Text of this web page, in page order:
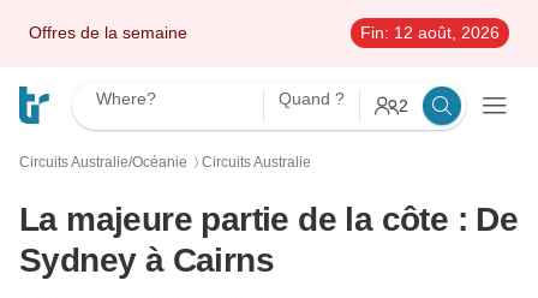
Offres de la semaine Fin: 12 août, 2026
Where? Quand ? 2
Circuits Australie/Océanie 〉 Circuits Australie
La majeure partie de la côte : De
Sydney à Cairns